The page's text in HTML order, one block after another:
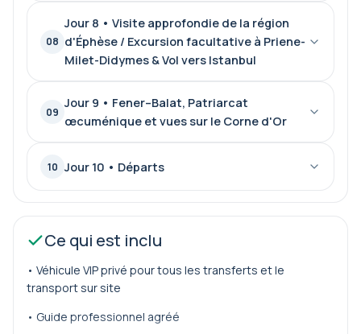
08
Jour 8 • Visite approfondie de la région
d'Éphèse / Excursion facultative à Priene-
Milet-Didymes & Vol vers Istanbul
09
Jour 9 • Fener–Balat, Patriarcat
œcuménique et vues sur le Corne d'Or
10 Jour 10 • Départs
Ce qui est inclu
• Véhicule VIP privé pour tous les transferts et le
transport sur site
• Guide professionnel agréé